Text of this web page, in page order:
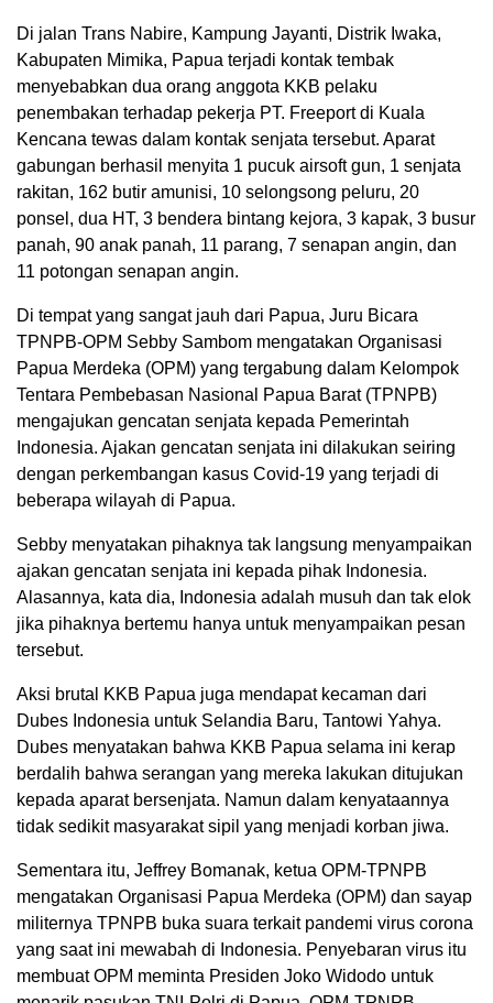
Di jalan Trans Nabire, Kampung Jayanti, Distrik Iwaka,
Kabupaten Mimika, Papua terjadi kontak tembak
menyebabkan dua orang anggota KKB pelaku
penembakan terhadap pekerja PT. Freeport di Kuala
Kencana tewas dalam kontak senjata tersebut. Aparat
gabungan berhasil menyita 1 pucuk airsoft gun, 1 senjata
rakitan, 162 butir amunisi, 10 selongsong peluru, 20
ponsel, dua HT, 3 bendera bintang kejora, 3 kapak, 3 busur
panah, 90 anak panah, 11 parang, 7 senapan angin, dan
11 potongan senapan angin.
Di tempat yang sangat jauh dari Papua, Juru Bicara
TPNPB-OPM Sebby Sambom mengatakan Organisasi
Papua Merdeka (OPM) yang tergabung dalam Kelompok
Tentara Pembebasan Nasional Papua Barat (TPNPB)
mengajukan gencatan senjata kepada Pemerintah
Indonesia. Ajakan gencatan senjata ini dilakukan seiring
dengan perkembangan kasus Covid-19 yang terjadi di
beberapa wilayah di Papua.
Sebby menyatakan pihaknya tak langsung menyampaikan
ajakan gencatan senjata ini kepada pihak Indonesia.
Alasannya, kata dia, Indonesia adalah musuh dan tak elok
jika pihaknya bertemu hanya untuk menyampaikan pesan
tersebut.
Aksi brutal KKB Papua juga mendapat kecaman dari
Dubes Indonesia untuk Selandia Baru, Tantowi Yahya.
Dubes menyatakan bahwa KKB Papua selama ini kerap
berdalih bahwa serangan yang mereka lakukan ditujukan
kepada aparat bersenjata. Namun dalam kenyataannya
tidak sedikit masyarakat sipil yang menjadi korban jiwa.
Sementara itu, Jeffrey Bomanak, ketua OPM-TPNPB
mengatakan Organisasi Papua Merdeka (OPM) dan sayap
militernya TPNPB buka suara terkait pandemi virus corona
yang saat ini mewabah di Indonesia. Penyebaran virus itu
membuat OPM meminta Presiden Joko Widodo untuk